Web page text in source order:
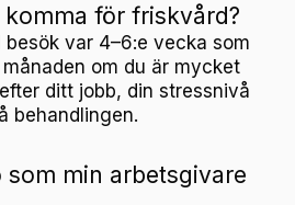
för friskvård?
besök var 4–6:e vecka som
om du är mycket
ditt jobb, din stressnivå
behandlingen.
som min arbetsgivare